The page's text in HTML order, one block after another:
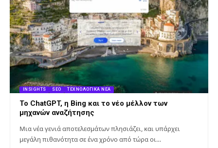
INSIGHTS SEO ΤΕΧΝΟΛΟΓΙΚΆ ΝΈΑ
Το ChatGPT, η Bing και το νέο μέλλον των
μηχανών αναζήτησης
Μια νέα γενιά αποτελεσμάτων πλησιάζει, και υπάρχει
μεγάλη πιθανότητα σε ένα χρόνο από τώρα οι…